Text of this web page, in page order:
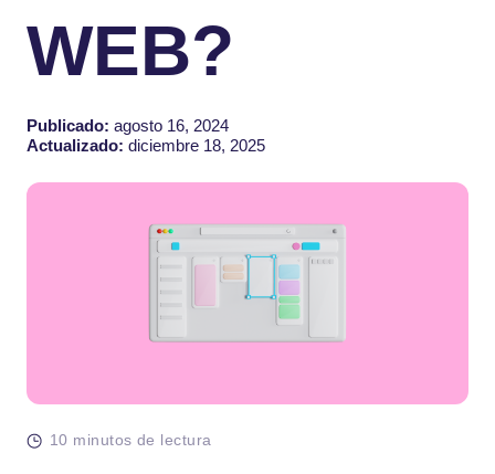
WEB?
Publicado: agosto 16, 2024
Actualizado: diciembre 18, 2025
10 minutos de lectura